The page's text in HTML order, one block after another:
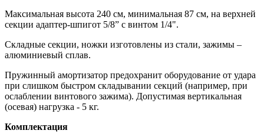
Максимальная высота 240 см, минимальная 87 см, на верхней
секции адаптер-шпигот 5/8” с винтом 1/4".
Складные секции, ножки изготовлены из стали, зажимы –
алюминиевый сплав.
Пружинный амортизатор предохранит оборудование от удара
при слишком быстром складывании секций (например, при
ослаблении винтового зажима). Допустимая вертикальная
(осевая) нагрузка - 5 кг.
Комплектация